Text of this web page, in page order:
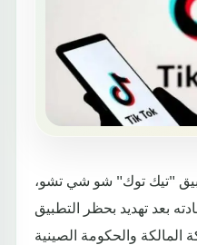
"تيك توك" شو شي تشو،
بعد تهديد بحظر التطبيق